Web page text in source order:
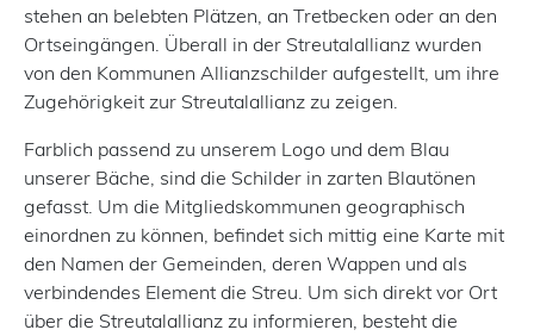
stehen an belebten Plätzen, an Tretbecken oder an den
Ortseingängen. Überall in der Streutalallianz wurden
von den Kommunen Allianzschilder aufgestellt, um ihre
Zugehörigkeit zur Streutalallianz zu zeigen.
Farblich passend zu unserem Logo und dem Blau
unserer Bäche, sind die Schilder in zarten Blautönen
gefasst. Um die Mitgliedskommunen geographisch
einordnen zu können, befindet sich mittig eine Karte mit
den Namen der Gemeinden, deren Wappen und als
verbindendes Element die Streu. Um sich direkt vor Ort
über die Streutalallianz zu informieren, besteht die